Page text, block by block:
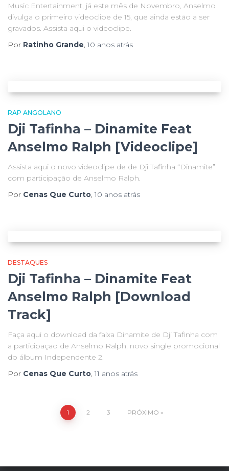
Music Entertainment, já este mês de Novembro, Anselmo
divulga o primeiro videoclipe de 15, que ainda estão a ser
gravados. Assista aqui o videoclipe.
Por Ratinho Grande,10 anos atrás
RAP ANGOLANO
Dji Tafinha – Dinamite Feat
Anselmo Ralph [Videoclipe]
Assista aqui o novo videoclipe de de Dji Tafinha “Dinamite”
com participação de Anselmo Ralph.
Por Cenas Que Curto,10 anos atrás
DESTAQUES
Dji Tafinha – Dinamite Feat
Anselmo Ralph [Download
Track]
Faça aqui o download da faixa Dinamite de Dji Tafinha com
a participação de Anselmo Ralph, novo single promocional
do álbum Independente 2.
Por Cenas Que Curto,11 anos atrás
Paginação
posts
1 2 3 PRÓXIMO